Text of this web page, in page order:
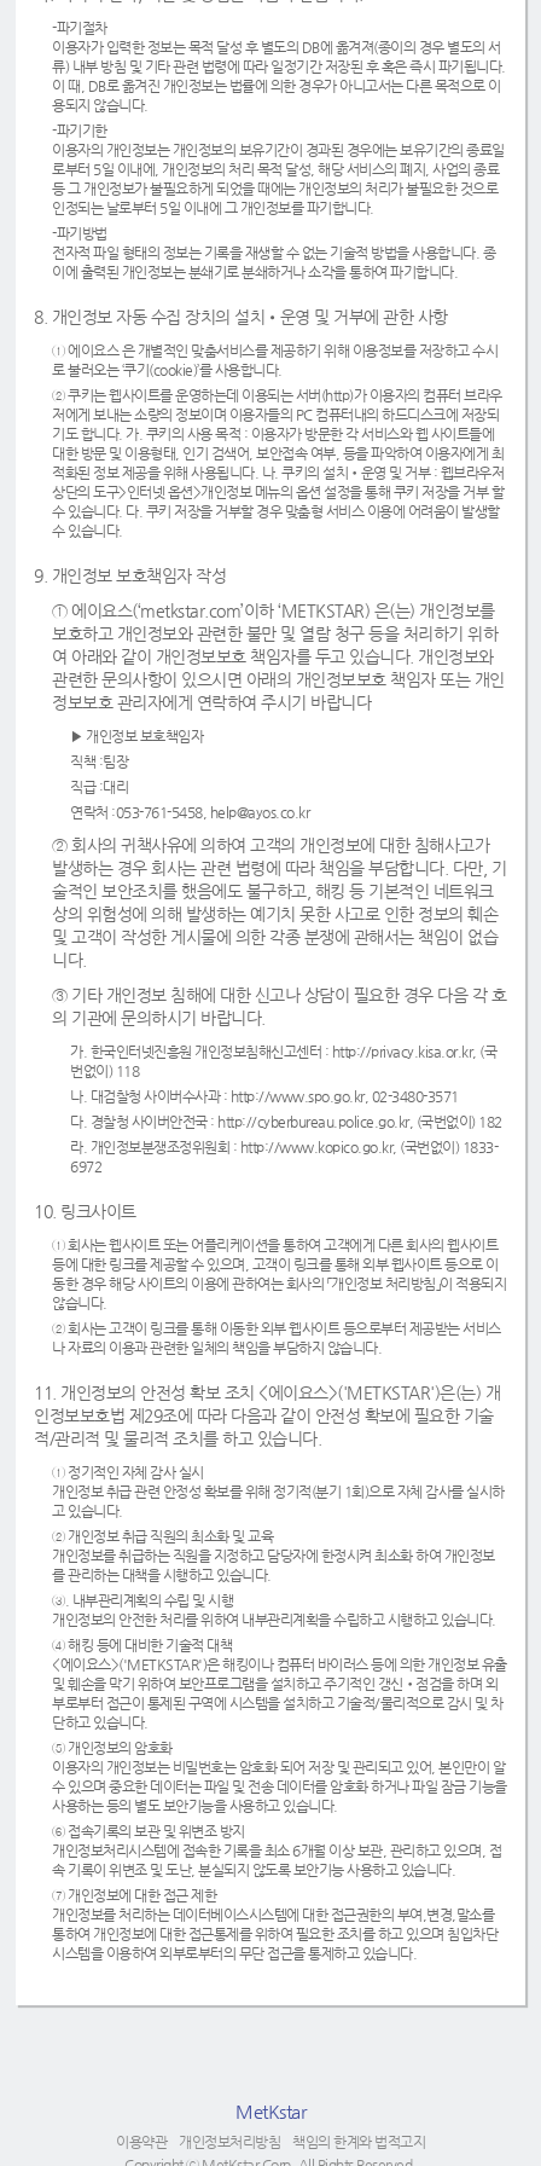
-파기절차
이용자가 입력한 정보는 목적 달성 후 별도의 DB에 옮겨져(종이의 경우 별도의 서
류) 내부 방침 및 기타 관련 법령에 따라 일정기간 저장된 후 혹은 즉시 파기됩니다.
이 때, DB로 옮겨진 개인정보는 법률에 의한 경우가 아니고서는 다른 목적으로 이
용되지 않습니다.
-파기기한
이용자의 개인정보는 개인정보의 보유기간이 경과된 경우에는 보유기간의 종료일
로부터 5일 이내에, 개인정보의 처리 목적 달성, 해당 서비스의 폐지, 사업의 종료
등 그 개인정보가 불필요하게 되었을 때에는 개인정보의 처리가 불필요한 것으로
인정되는 날로부터 5일 이내에 그 개인정보를 파기합니다.
-파기방법
전자적 파일 형태의 정보는 기록을 재생할 수 없는 기술적 방법을 사용합니다. 종
이에 출력된 개인정보는 분쇄기로 분쇄하거나 소각을 통하여 파기합니다.
8. 개인정보 자동 수집 장치의 설치•운영 및 거부에 관한 사항
① 에이요스 은 개별적인 맞춤서비스를 제공하기 위해 이용정보를 저장하고 수시
로 불러오는 ‘쿠기(cookie)’를 사용합니다.
② 쿠키는 웹사이트를 운영하는데 이용되는 서버(http)가 이용자의 컴퓨터 브라우
저에게 보내는 소량의 정보이며 이용자들의 PC 컴퓨터내의 하드디스크에 저장되
기도 합니다. 가. 쿠키의 사용 목적 : 이용자가 방문한 각 서비스와 웹 사이트들에
대한 방문 및 이용형태, 인기 검색어, 보안접속 여부, 등을 파악하여 이용자에게 최
적화된 정보 제공을 위해 사용됩니다. 나. 쿠키의 설치•운영 및 거부 : 웹브라우저
상단의 도구>인터넷 옵션>개인정보 메뉴의 옵션 설정을 통해 쿠키 저장을 거부 할
수 있습니다. 다. 쿠키 저장을 거부할 경우 맞춤형 서비스 이용에 어려움이 발생할
수 있습니다.
9. 개인정보 보호책임자 작성
① 에이요스(‘metkstar.com’이하 ‘METKSTAR) 은(는) 개인정보를
보호하고 개인정보와 관련한 불만 및 열람 청구 등을 처리하기 위하
여 아래와 같이 개인정보보호 책임자를 두고 있습니다. 개인정보와
관련한 문의사항이 있으시면 아래의 개인정보보호 책임자 또는 개인
정보보호 관리자에게 연락하여 주시기 바랍니다
▶ 개인정보 보호책임자
직책 :팀장
직급 :대리
연락처 :053-761-5458, help@ayos.co.kr
② 회사의 귀책사유에 의하여 고객의 개인정보에 대한 침해사고가
발생하는 경우 회사는 관련 법령에 따라 책임을 부담합니다. 다만, 기
술적인 보안조치를 했음에도 불구하고, 해킹 등 기본적인 네트워크
상의 위험성에 의해 발생하는 예기치 못한 사고로 인한 정보의 훼손
및 고객이 작성한 게시물에 의한 각종 분쟁에 관해서는 책임이 없습
니다.
③ 기타 개인정보 침해에 대한 신고나 상담이 필요한 경우 다음 각 호
의 기관에 문의하시기 바랍니다.
가. 한국인터넷진흥원 개인정보침해신고센터 : http://privacy.kisa.or.kr, (국
번없이) 118
나. 대검찰청 사이버수사과 : http://www.spo.go.kr, 02-3480-3571
다. 경찰청 사이버안전국 : http://cyberbureau.police.go.kr, (국번없이) 182
라. 개인정보분쟁조정위원회 : http://www.kopico.go.kr, (국번없이) 1833-
6972
10. 링크사이트
① 회사는 웹사이트 또는 어플리케이션을 통하여 고객에게 다른 회사의 웹사이트
등에 대한 링크를 제공할 수 있으며, 고객이 링크를 통해 외부 웹사이트 등으로 이
동한 경우 해당 사이트의 이용에 관하여는 회사의 「개인정보 처리방침」이 적용되지
않습니다.
② 회사는 고객이 링크를 통해 이동한 외부 웹사이트 등으로부터 제공받는 서비스
나 자료의 이용과 관련한 일체의 책임을 부담하지 않습니다.
11. 개인정보의 안전성 확보 조치 <에이요스>('METKSTAR')은(는) 개
인정보보호법 제29조에 따라 다음과 같이 안전성 확보에 필요한 기술
적/관리적 및 물리적 조치를 하고 있습니다.
① 정기적인 자체 감사 실시
개인정보 취급 관련 안정성 확보를 위해 정기적(분기 1회)으로 자체 감사를 실시하
고 있습니다.
② 개인정보 취급 직원의 최소화 및 교육
개인정보를 취급하는 직원을 지정하고 담당자에 한정시켜 최소화 하여 개인정보
를 관리하는 대책을 시행하고 있습니다.
③. 내부관리계획의 수립 및 시행
개인정보의 안전한 처리를 위하여 내부관리계획을 수립하고 시행하고 있습니다.
④ 해킹 등에 대비한 기술적 대책
<에이요스>('METKSTAR')은 해킹이나 컴퓨터 바이러스 등에 의한 개인정보 유출
및 훼손을 막기 위하여 보안프로그램을 설치하고 주기적인 갱신•점검을 하며 외
부로부터 접근이 통제된 구역에 시스템을 설치하고 기술적/물리적으로 감시 및 차
단하고 있습니다.
⑤ 개인정보의 암호화
이용자의 개인정보는 비밀번호는 암호화 되어 저장 및 관리되고 있어, 본인만이 알
수 있으며 중요한 데이터는 파일 및 전송 데이터를 암호화 하거나 파일 잠금 기능을
사용하는 등의 별도 보안기능을 사용하고 있습니다.
⑥ 접속기록의 보관 및 위변조 방지
개인정보처리시스템에 접속한 기록을 최소 6개월 이상 보관, 관리하고 있으며, 접
속 기록이 위변조 및 도난, 분실되지 않도록 보안기능 사용하고 있습니다.
⑦ 개인정보에 대한 접근 제한
개인정보를 처리하는 데이터베이스시스템에 대한 접근권한의 부여,변경,말소를
통하여 개인정보에 대한 접근통제를 위하여 필요한 조치를 하고 있으며 침입차단
시스템을 이용하여 외부로부터의 무단 접근을 통제하고 있습니다.
MetKstar
이용약관 개인정보처리방침
책임의 한계와 법적고지